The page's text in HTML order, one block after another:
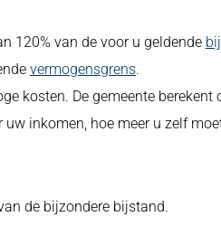
120% van de voor u geldende
vermogensgrens.
kosten. De gemeente
inkomen, hoe meer u zelf
de bijzondere bijstand.